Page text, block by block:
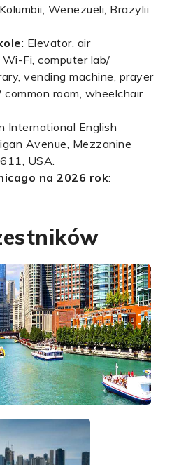
Wenezueli, Brazylii
: Elevator, air
Fi, computer lab/
vending machine, prayer
room, wheelchair
International English
Avenue, Mezzanine
USA.
na 2026 rok: